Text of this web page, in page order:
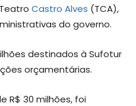
Castro Alves (TCA),
do governo.
destinados à Sufotur
orçamentárias.
R$ 30 milhões, foi